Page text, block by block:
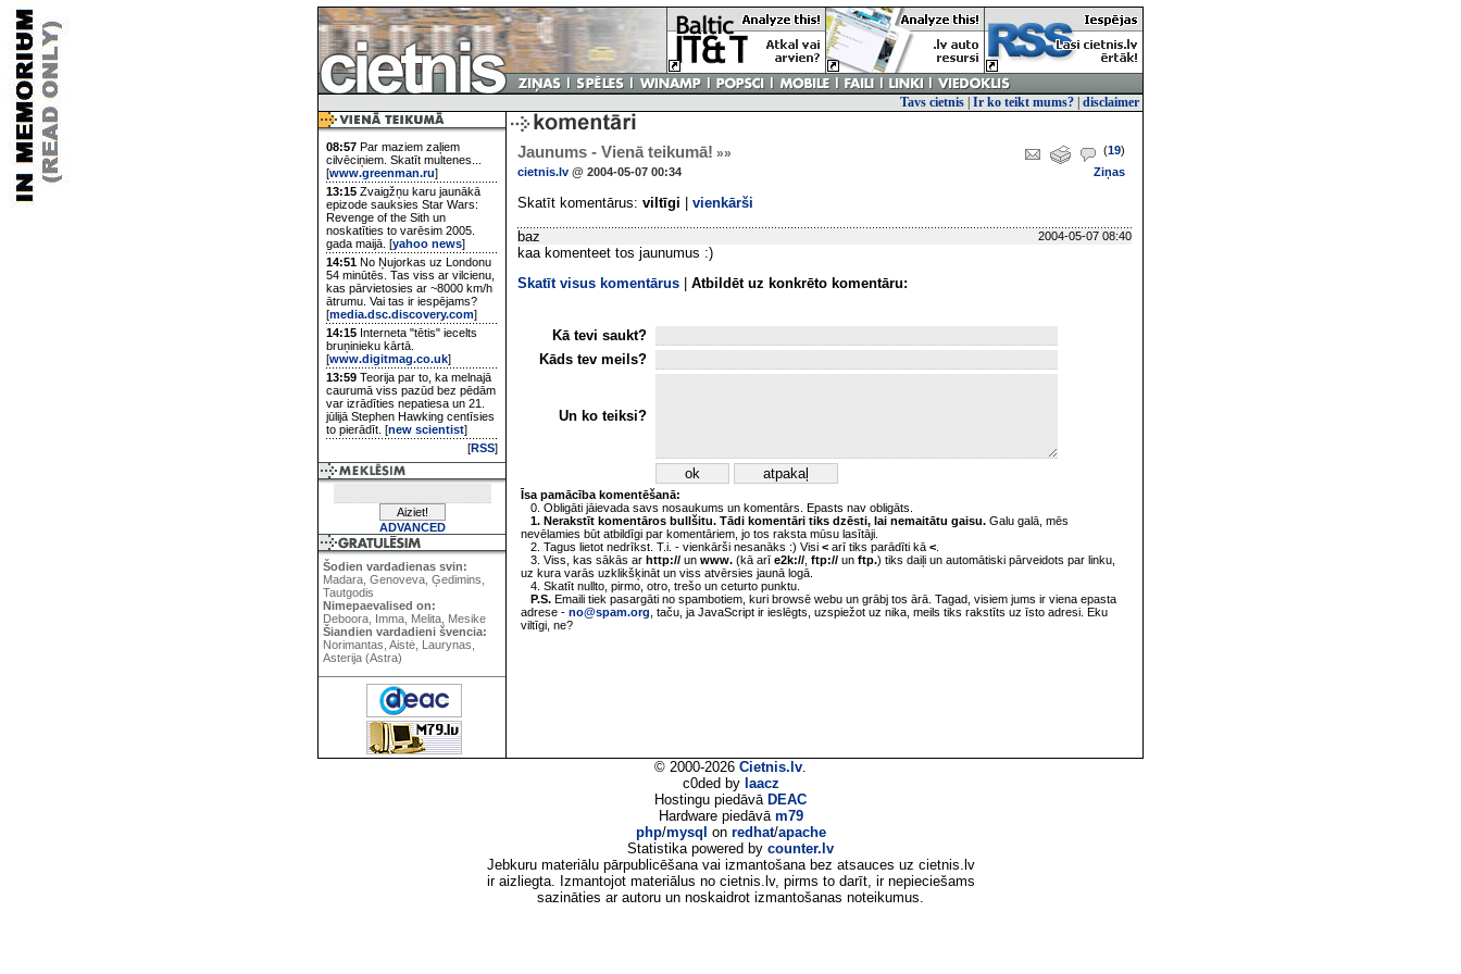
Tavs cietnis Ir ko teikt mums? disclaimer
08:57 Par maziem zaļiem
cilvēciņiem. Skatīt multenes...
[www.greenman.ru]
13:15 Zvaigžņu karu jaunākā
epizode sauksies Star Wars:
Revenge of the Sith un
noskatīties to varēsim 2005.
gada maijā. [yahoo news]
14:51 No Ņujorkas uz Londonu
54 minūtēs. Tas viss ar vilcienu,
kas pārvietosies ar ~8000 km/h
ātrumu. Vai tas ir iespējams?
[media.dsc.discovery.com]
14:15 Interneta "tētis" iecelts
bruņinieku kārtā.
[www.digitmag.co.uk]
13:59 Teorija par to, ka melnajā
caurumā viss pazūd bez pēdām
var izrādīties nepatiesa un 21.
jūlijā Stephen Hawking centīsies
to pierādīt. [new scientist]
[RSS]
ADVANCED
Šodien vardadienas svin:
Madara, Genoveva, Ģedimins,
Tautgodis
Nimepaevalised on:
Deboora, Imma, Melita, Mesike
Šiandien vardadieni švencia:
Norimantas, Aistė, Laurynas,
Asterija (Astra)
Jaunums - Vienā teikumā! »» (19)
cietnis.lv @ 2004-05-07 00:34 Ziņas
Skatīt komentārus: viltīgi vienkārši
baz 2004-05-07 08:40
kaa komenteet tos jaunumus :)
Skatīt visus komentārus
Atbildēt uz konkrēto komentāru:
Kā tevi saukt?
Kāds tev meils?
Un ko teiksi?
Īsa pamācība komentēšanā:
0. Obligāti jāievada savs nosaukums un komentārs. Epasts nav obligāts.
1. Nerakstīt komentāros bullšitu. Tādi komentāri tiks dzēsti, lai nemaitātu gaisu. Galu galā, mēs
nevēlamies būt atbildīgi par komentāriem, jo tos raksta mūsu lasītāji.
2. Tagus lietot nedrīkst. T.i. - vienkārši nesanāks :) Visi < arī tiks parādīti kā <
3. Viss, kas sākās ar http:// un www. (kā arī e2k:// ftp:// un ftp.) tiks daiļi un automātiski pārveidots par linku,
uz kura varās uzklikšķināt un viss atvērsies jaunā logā.
4. Skatīt nullto, pirmo, otro, trešo un ceturto punktu.
P.S. Emaili tiek pasargāti no spambotiem, kuri browsē webu un grābj tos ārā. Tagad, visiem jums ir viena epasta
adrese - no@spam.org , taču, ja JavaScript ir ieslēgts, uzspiežot uz nika, meils tiks rakstīts uz īsto adresi. Eku
viltīgi, ne?
© 2000-2026 Cietnis.lv.
c0ded by laacz
Hostingu piedāvā DEAC
Hardware piedāvā m79
php/mysql on redhat/apache
Statistika powered by counter.lv
Jebkuru materiālu pārpublicēšana vai izmantošana bez atsauces uz cietnis.lv
ir aizliegta. Izmantojot materiālus no cietnis.lv, pirms to darīt, ir nepieciešams
sazināties ar autoru un noskaidrot izmantošanas noteikumus.